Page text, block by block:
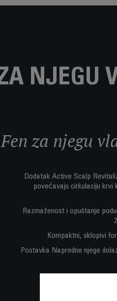
NJEGU
Fen za njegu
Dodatak Active Scalp
povećavaju cirkulaciju krvi
Razmaženost i opuštanje
Kompaktni, sklopivi
Postavka Napredne njege